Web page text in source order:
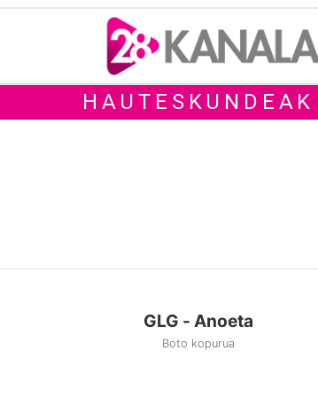
HAUTESKUNDEAK
GLG - Anoeta
Boto kopurua